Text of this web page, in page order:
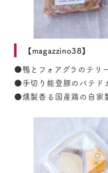
【magazzino38】
●鴨とフォアグラのテリ
●手切り能登豚のパテド
●燻製香る国産鶏の自家